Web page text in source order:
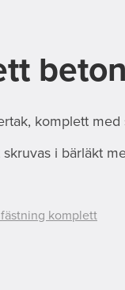
komplett med
i bärläkt
komplett